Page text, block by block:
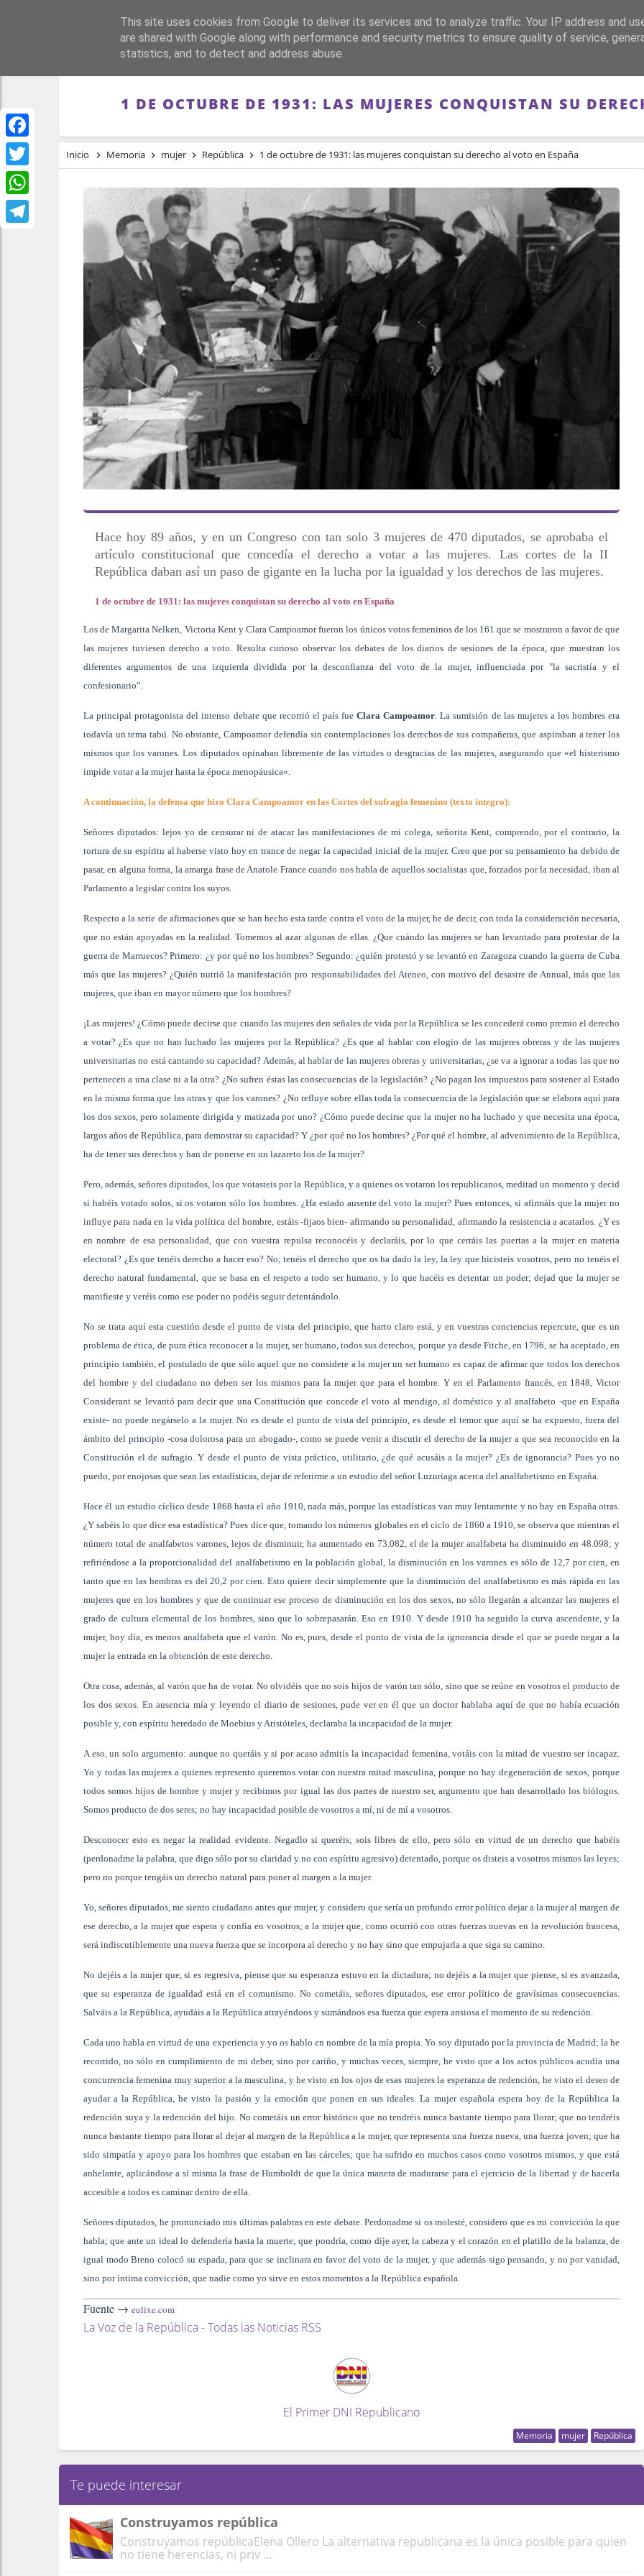
Facebook
Twitter
WhatsApp
PORTADA REPÚBLICA FRANQUISMO GUERRA DE ESPAÑA MEMORIA
1 DE OCTUBRE DE 1931: LAS MUJERES CONQUISTAN SU
Inicio Memoria mujer República 1 de octubre de 1931: las mujeres conquistan su derecho al voto en España
Hace hoy 89 años, y en un Congreso con tan solo 3 mujeres de 470 diputados, se aprobaba el
artículo constitucional que concedía el derecho a votar a las mujeres. Las cortes de la II
República daban así un paso de gigante en la lucha por la igualdad y los derechos de las mujeres.
1 de octubre de 1931: las mujeres conquistan su derecho al voto en España
Los de Margarita Nelken, Victoria Kent y Clara Campoamor fueron los únicos votos femeninos de los 161 que se mostraron a favor de que
las mujeres tuviesen derecho a voto. Resulta curioso observar los debates de los diarios de sesiones de la época, que muestran los
diferentes argumentos de una izquierda dividida por la desconfianza del voto de la mujer, influenciada por "la sacristía y el
confesionario".
La principal protagonista del intenso debate que recorrió el país fueClara Campoamor. La sumisión de las mujeres a los hombres era
todavía un tema tabú. No obstante, Campoamor defendía sin contemplaciones los derechos de sus compañeras, que aspiraban a tener los
mismos que los varones. Los diputados opinaban libremente de las virtudes o desgracias de las mujeres, asegurando que «el histerismo
impide votar a la mujer hasta la época menopáusica».
A continuación, la defensa que hizo Clara Campoamor en las Cortes del sufragio femenino (texto íntegro):
Señores diputados: lejos yo de censurar ni de atacar las manifestaciones de mi colega, señorita Kent, comprendo, por el contrario, la
tortura de su espíritu al haberse visto hoy en trance de negar la capacidad inicial de la mujer. Creo que por su pensamiento ha debido de
pasar, en alguna forma, la amarga frase de Anatole France cuando nos habla de aquellos socialistas que, forzados por la necesidad, iban al
Parlamento a legislar contra los suyos.
Respecto a la serie de afirmaciones que se han hecho esta tarde contra el voto de la mujer, he de decir, con toda la consideración necesaria,
que no están apoyadas en la realidad. Tomemos al azar algunas de ellas. ¿Que cuándo las mujeres se han levantado para protestar de la
guerra de Marruecos? Primero: ¿y por qué no los hombres? Segundo: ¿quién protestó y se levantó en Zaragoza cuando la guerra de Cuba
más que las mujeres? ¿Quién nutrió la manifestación pro responsabilidades del Ateneo, con motivo del desastre de Annual, más que las
mujeres, que iban en mayor número que los hombres?
¡Las mujeres! ¿Cómo puede decirse que cuando las mujeres den señales de vida por la República se les concederá como premio el derecho
a votar? ¿Es que no han luchado las mujeres por la República? ¿Es que al hablar con elogio de las mujeres obreras y de las mujeres
universitarias no está cantando su capacidad? Además, al hablar de las mujeres obreras y universitarias, ¿se va a ignorar a todas las que no
pertenecen a una clase ni a la otra? ¿No sufren éstas las consecuencias de la legislación? ¿No pagan los impuestos para sostener al Estado
en la misma forma que las otras y que los varones? ¿No refluye sobre ellas toda la consecuencia de la legislación que se elabora aquí para
los dos sexos, pero solamente dirigida y matizada por uno? ¿Cómo puede decirse que la mujer no ha luchado y que necesita una época,
largos años de República, para demostrar su capacidad? Y ¿por qué no los hombres? ¿Por qué el hombre, al advenimiento de la República,
ha de tener sus derechos y han de ponerse en un lazareto los de la mujer?
Pero, además, señores diputados, los que votasteis por la República, y a quienes os votaron los republicanos, meditad un momento y decid
si habéis votado solos, si os votaron sólo los hombres. ¿Ha estado ausente del voto la mujer? Pues entonces, si afirmáis que la mujer no
influye para nada en la vida política del hombre, estáis -fijaos bien- afirmando su personalidad, afirmando la resistencia a acatarlos. ¿Y es
en nombre de esa personalidad, que con vuestra repulsa reconocéis y declaráis, por lo que cerráis las puertas a la mujer en materia
electoral? ¿Es que tenéis derecho a hacer eso? No; tenéis el derecho que os ha dado la ley, la ley que hicisteis vosotros, pero no tenéis el
derecho natural fundamental, que se basa en el respeto a todo ser humano, y lo que hacéis es detentar un poder; dejad que la mujer se
manifieste y veréis como ese poder no podéis seguir detentándolo.
No se trata aquí esta cuestión desde el punto de vista del principio, que harto claro está, y en vuestras conciencias repercute, que es un
problema de ética, de pura ética reconocer a la mujer, ser humano, todos sus derechos, porque ya desde Fitche, en 1796, se ha aceptado, en
principio también, el postulado de que sólo aquel que no considere a la mujer un ser humano es capaz de afirmar que todos los derechos
del hombre y del ciudadano no deben ser los mismos para la mujer que para el hombre. Y en el Parlamento francés, en 1848, Victor
Considerant se levantó para decir que una Constitución que concede el voto al mendigo, al doméstico y al analfabeto -que en España
existe- no puede negárselo a la mujer. No es desde el punto de vista del principio, es desde el temor que aquí se ha expuesto, fuera del
ámbito del principio -cosa dolorosa para un abogado-, como se puede venir a discutir el derecho de la mujer a que sea reconocido en la
Constitución el de sufragio. Y desde el punto de vista práctico, utilitario, ¿de qué acusáis a la mujer? ¿Es de ignorancia? Pues yo no
puedo, por enojosas que sean las estadísticas, dejar de referirme a un estudio del señor Luzuriaga acerca del analfabetismo en España.
Hace él un estudio cíclico desde 1868 hasta el año 1910, nada más, porque las estadísticas van muy lentamente y no hay en España otras.
¿Y sabéis lo que dice esa estadística? Pues dice que, tomando los números globales en el ciclo de 1860 a 1910, se observa que mientras el
número total de analfabetos varones, lejos de disminuir, ha aumentado en 73.082, el de la mujer analfabeta ha disminuido en 48.098; y
refiriéndose a la proporcionalidad del analfabetismo en la población global, la disminución en los varones es sólo de 12,7 por cien, en
tanto que en las hembras es del 20,2 por cien. Esto quiere decir simplemente que la disminución del analfabetismo es más rápida en las
mujeres que en los hombres y que de continuar ese proceso de disminución en los dos sexos, no sólo llegarán a alcanzar las mujeres el
grado de cultura elemental de los hombres, sino que lo sobrepasarán. Eso en 1910. Y desde 1910 ha seguido la curva ascendente, y la
mujer, hoy día, es menos analfabeta que el varón. No es, pues, desde el punto de vista de la ignorancia desde el que se puede negar a la
mujer la entrada en la obtención de este derecho.
Otra cosa, además, al varón que ha de votar. No olvidéis que no sois hijos de varón tan sólo, sino que se reúne en vosotros el producto de
los dos sexos. En ausencia mía y leyendo el diario de sesiones, pude ver en él que un doctor hablaba aquí de que no había ecuación
posible y, con espíritu heredado de Moebius y Aristóteles, declaraba la incapacidad de la mujer.
A eso, un solo argumento: aunque no queráis y si por acaso admitís la incapacidad femenina, votáis con la mitad de vuestro ser incapaz.
Yo y todas las mujeres a quienes represento queremos votar con nuestra mitad masculina, porque no hay degeneración de sexos, porque
todos somos hijos de hombre y mujer y recibimos por igual las dos partes de nuestro ser, argumento que han desarrollado los biólogos.
Somos producto de dos seres; no hay incapacidad posible de vosotros a mí, ni de mí a vosotros.
Desconocer esto es negar la realidad evidente. Negadlo si queréis; sois libres de ello, pero sólo en virtud de un derecho que habéis
(perdonadme la palabra, que digo sólo por su claridad y no con espíritu agresivo) detentado, porque os disteis a vosotros mismos las leyes;
pero no porque tengáis un derecho natural para poner al margen a la mujer.
Yo, señores diputados, me siento ciudadano antes que mujer, y considero que sería un profundo error político dejar a la mujer al margen de
ese derecho, a la mujer que espera y confía en vosotros; a la mujer que, como ocurrió con otras fuerzas nuevas en la revolución francesa,
será indiscutiblemente una nueva fuerza que se incorpora al derecho y no hay sino que empujarla a que siga su camino.
No dejéis a la mujer que, si es regresiva, piense que su esperanza estuvo en la dictadura; no dejéis a la mujer que piense, si es avanzada,
que su esperanza de igualdad está en el comunismo. No cometáis, señores diputados, ese error político de gravísimas consecuencias.
Salváis a la República, ayudáis a la República atrayéndoos y sumándoos esa fuerza que espera ansiosa el momento de su redención.
Cada uno habla en virtud de una experiencia y yo os hablo en nombre de la mía propia. Yo soy diputado por la provincia de Madrid; la he
recorrido, no sólo en cumplimiento de mi deber, sino por cariño, y muchas veces, siempre, he visto que a los actos públicos acudía una
concurrencia femenina muy superior a la masculina, y he visto en los ojos de esas mujeres la esperanza de redención, he visto el deseo de
ayudar a la República, he visto la pasión y la emoción que ponen en sus ideales. La mujer española espera hoy de la República la
redención suya y la redención del hijo. No cometáis un error histórico que no tendréis nunca bastante tiempo para llorar; que no tendréis
nunca bastante tiempo para llorar al dejar al margen de la República a la mujer, que representa una fuerza nueva, una fuerza joven; que ha
sido simpatía y apoyo para los hombres que estaban en las cárceles; que ha sufrido en muchos casos como vosotros mismos, y que está
anhelante, aplicándose a sí misma la frase de Humboldt de que la única manera de madurarse para el ejercicio de la libertad y de hacerla
accesible a todos es caminar dentro de ella.
Señores diputados, he pronunciado mis últimas palabras en este debate. Perdonadme si os molesté, considero que es mi convicción la que
habla; que ante un ideal lo defendería hasta la muerte; que pondría, como dije ayer, la cabeza y el corazón en el platillo de la balanza, de
igual modo Breno colocó su espada, para que se inclinara en favor del voto de la mujer, y que además sigo pensando, y no por vanidad,
sino por íntima convicción, que nadie como yo sirve en estos momentos a la República española.
Fuente → eulixe.com
La Voz de la República - Todas las Noticias RSS
El Primer DNI Republicano
Memoria mujer República
Te puede interesar
Construyamos república
Construyamos repúblicaElena Ollero La alternativa republicana es la única posible para quien
no tiene herencias, ni priv ...
This site uses cookies from Google to deliver its services and to analyze traffic. Your IP address and
are shared with Google along with performance and security metrics to ensure quality of service,
statistics, and to detect and address abuse.